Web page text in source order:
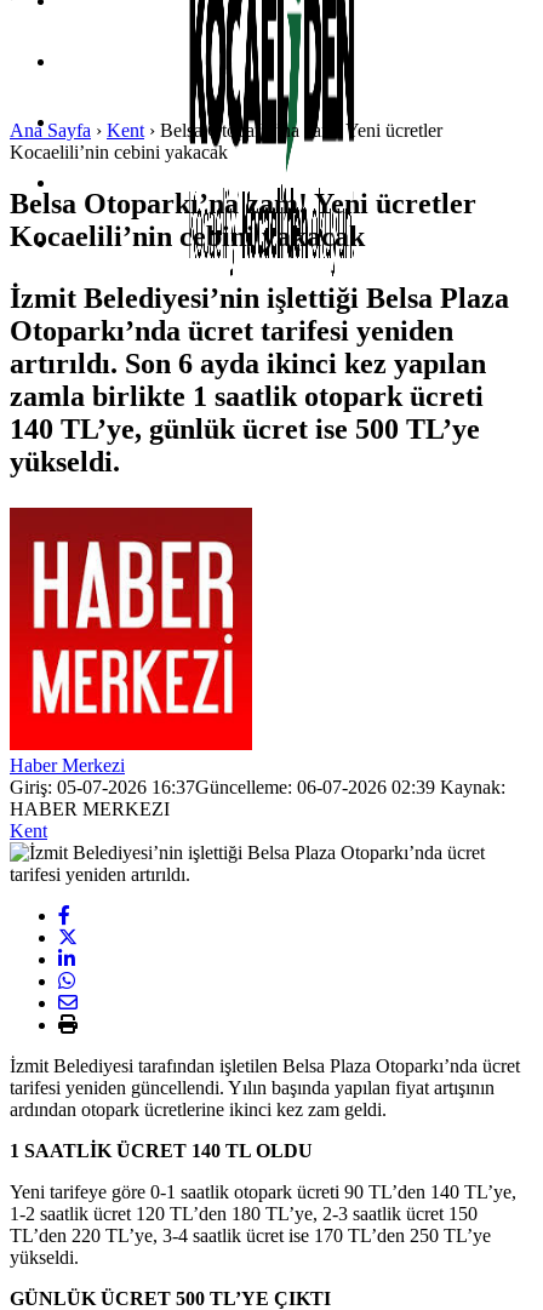
SPOR
SAĞLIK
Ana Sayfa › Kent › Belsa Otoparkı’na zam! Yeni ücretler
Kocaelili’nin cebini yakacak
Belsa Otoparkı’na zam! Yeni ücretler
Kocaelili’nin cebini yakacak
İzmit Belediyesi’nin işlettiği Belsa Plaza
Otoparkı’nda ücret tarifesi yeniden
artırıldı. Son 6 ayda ikinci kez yapılan
zamla birlikte 1 saatlik otopark ücreti
140 TL’ye, günlük ücret ise 500 TL’ye
yükseldi.
Haber Merkezi
Giriş: 05-07-2026 16:37Güncelleme: 06-07-2026 02:39 Kaynak:
HABER MERKEZI
Kent
İzmit Belediyesi tarafından işletilen Belsa Plaza Otoparkı’nda ücret
tarifesi yeniden güncellendi. Yılın başında yapılan fiyat artışının
ardından otopark ücretlerine ikinci kez zam geldi.
1 SAATLİK ÜCRET 140 TL OLDU
Yeni tarifeye göre 0-1 saatlik otopark ücreti 90 TL’den 140 TL’ye,
1-2 saatlik ücret 120 TL’den 180 TL’ye, 2-3 saatlik ücret 150
TL’den 220 TL’ye, 3-4 saatlik ücret ise 170 TL’den 250 TL’ye
yükseldi.
GÜNLÜK ÜCRET 500 TL’YE ÇIKTI